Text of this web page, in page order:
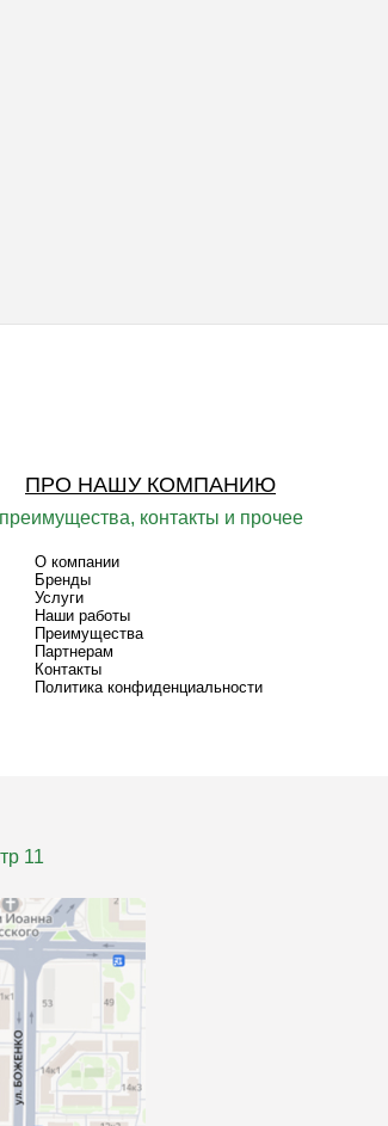
ПРО НАШУ КОМПАНИЮ
преимущества, контакты и прочее
О компании
Бренды
Услуги
Наши работы
Преимущества
Партнерам
Контакты
Политика конфиденциальности
11